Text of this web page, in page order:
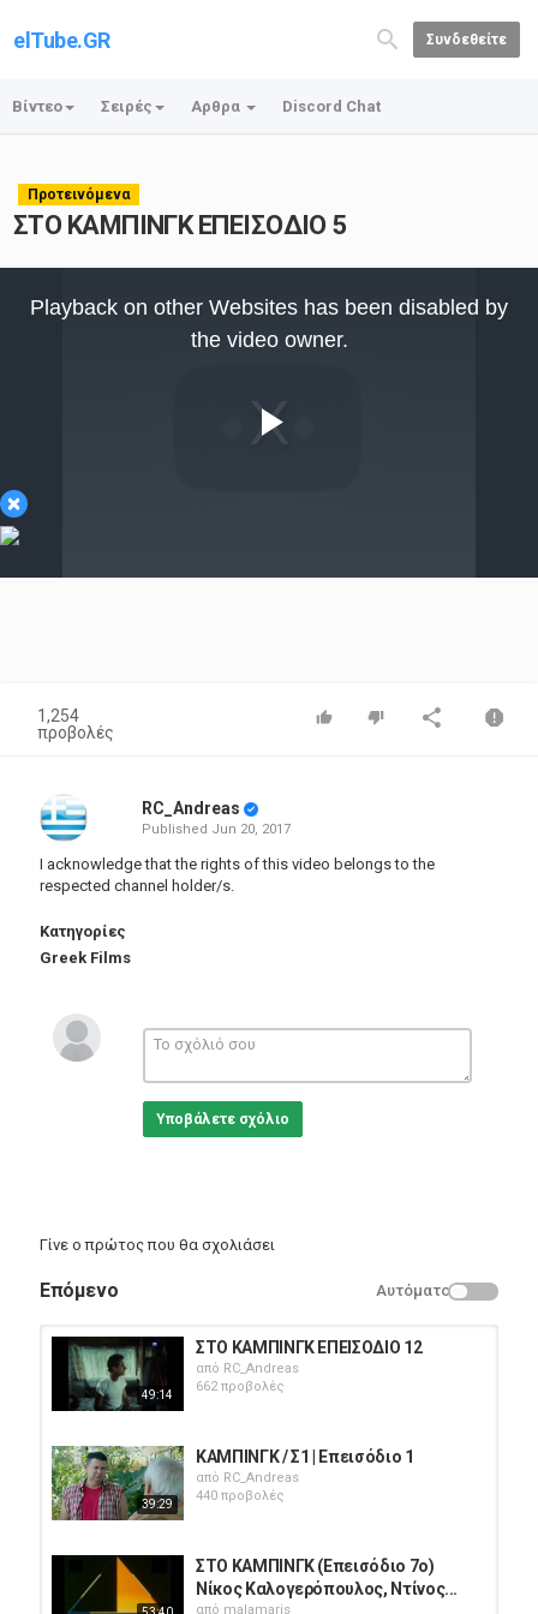
elTube.GR Συνδεθείτε
Βίντεο Σειρές Αρθρα Discord Chat
Προτεινόμενα
ΣΤΟ ΚΑΜΠΙΝΓΚ ΕΠΕΙΣΟΔΙΟ 5
×
Video
Playback on other Websites has been disabled by
the video owner.
1,254
προβολές
RC_Andreas
Published Jun 20, 2017
I acknowledge that the rights of this video belongs to the
respected channel holder/s.
Κατηγορίες
Greek Films
Υποβάλετε σχόλιο
Γίνε ο πρώτος που θα σχολιάσει
Επόμενο Αυτόματο
49:14
ΣΤΟ ΚΑΜΠΙΝΓΚ ΕΠΕΙΣΟΔΙΟ 12
από RC_Andreas
662 προβολές
39:29
ΚΑΜΠΙΝΓΚ / Σ1 | Επεισόδιο 1
από RC_Andreas
440 προβολές
ΣΤΟ ΚΑΜΠΙΝΓΚ (Επεισόδιο 7ο)
Νίκος Καλογερόπουλος, Ντίνος...
από malamaris